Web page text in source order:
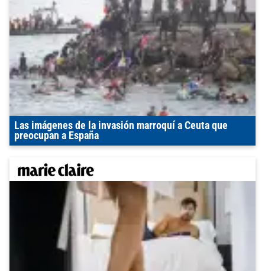
Las imágenes de la invasión marroquí a Ceuta que
preocupan a España